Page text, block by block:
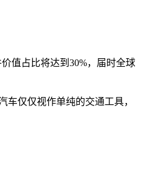
值占比将达到30%，届时全球
仅仅视作单纯的交通工具，